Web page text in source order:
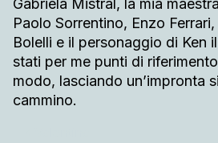
Gabriela Mistral, la mia
Paolo Sorrentino, Enzo
Bolelli e il personaggio di Ken
stati per me punti di
modo, lasciando un’impronta
cammino.